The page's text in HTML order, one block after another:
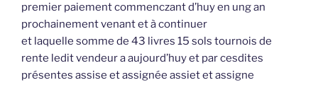
premier paiement commenczant d’huy en ung an
prochainement venant et à continuer
et laquelle somme de 43 livres 15 sols tournois de
rente ledit vendeur a aujourd’huy et par cesdites
présentes assise et assignée assiet et assigne